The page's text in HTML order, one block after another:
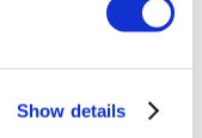
Show details